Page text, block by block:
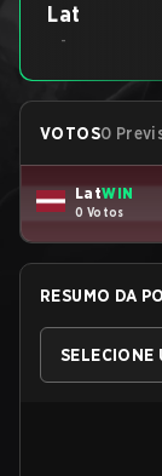
Lat
-
VOTOS0
LatWIN
0 Votos
RESUMO DA
SELECIONE